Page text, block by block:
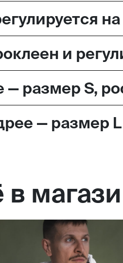
и
— размер S,
— размер